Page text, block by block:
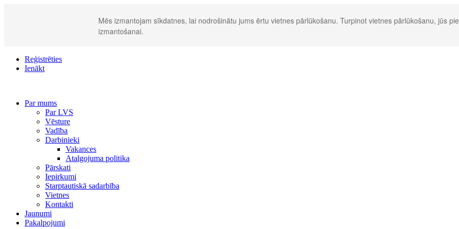
Mēs izmantojam sīkdatnes, lai nodrošinātu jums ērtu vietnes pārlūkošanu. Turpinot vietnes pārlūkošanu, jūs
izmantošanai.
Reģistrēties
Ienākt
Par mums
Par LVS
Vēsture
Vadība
Darbinieki
Vakances
Atalgojuma politika
Pārskati
Iepirkumi
Starptautiskā sadarbība
Vietnes
Kontakti
Jaunumi
Pakalpojumi